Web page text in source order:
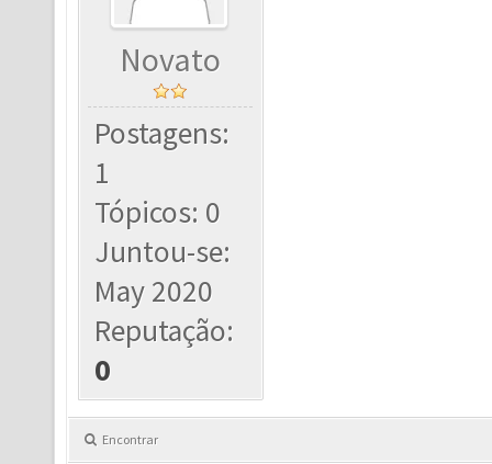
Novato
Postagens:
1
Tópicos: 0
Juntou-se:
May 2020
Reputação:
0
Encontrar